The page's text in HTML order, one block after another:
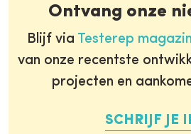
Ontvang onze
Blijf via Testerep
van onze recentste
projecten en
SCHRIJF JE